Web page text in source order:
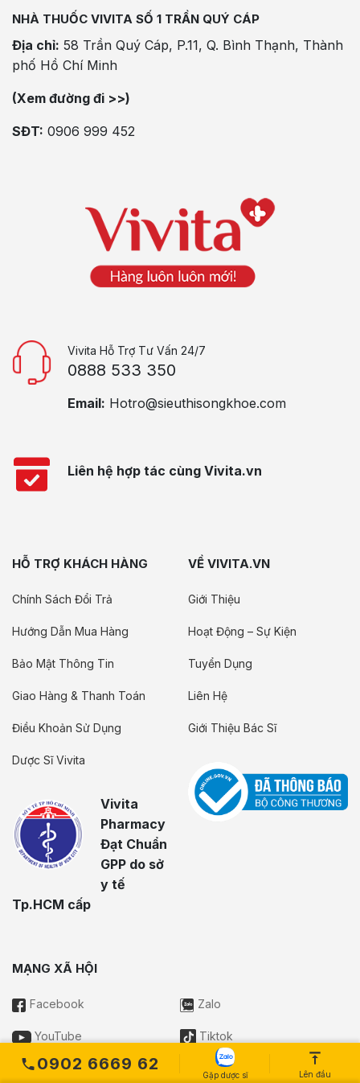
0902 6669 62
Gặp dược sĩ Lên đầu
NHÀ THUỐC VIVITA SỐ 1 TRẦN QUÝ CÁP
Địa chỉ: 58 Trần Quý Cáp, P.11, Q. Bình Thạnh, Thành
phố Hồ Chí Minh
(Xem đường đi >>)
SĐT: 0906 999 452
Vivita Hỗ Trợ Tư Vấn 24/7
0888 533 350
Email: Hotro@sieuthisongkhoe.com
Liên hệ hợp tác cùng Vivita.vn
HỖ TRỢ KHÁCH HÀNG
Chính Sách Đổi Trả
Hướng Dẫn Mua Hàng
Bảo Mật Thông Tin
Giao Hàng & Thanh Toán
Điều Khoản Sử Dụng
Dược Sĩ Vivita
Vivita
Pharmacy
Đạt Chuẩn
GPP do sở
y tế
Tp.HCM cấp
VỀ VIVITA.VN
Giới Thiệu
Hoạt Động – Sự Kiện
Tuyển Dụng
Liên Hệ
Giới Thiệu Bác Sĩ
MẠNG XÃ HỘI
Facebook Zalo
YouTube Tiktok